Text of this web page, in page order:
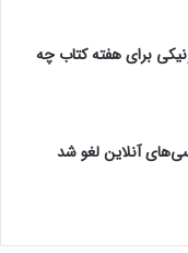
برای هفته کتاب چه
آنلاین لغو شد